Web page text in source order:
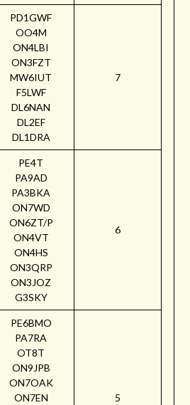
PD1GWF
OO4M
ON4LBI
ON3FZT
MW6IUT
F5LWF
DL6NAN
DL2EF
DL1DRA
7
PE4T
PA9AD
PA3BKA
ON7WD
ON6ZT/P
ON4VT
ON4HS
ON3QRP
ON3JOZ
G3SKY
6
PE6BMO
PA7RA
OT8T
ON9JPB
ON7OAK
ON7EN
5